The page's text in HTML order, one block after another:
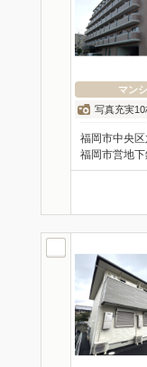
マン
写真充実10
福岡市中央
福岡市営地